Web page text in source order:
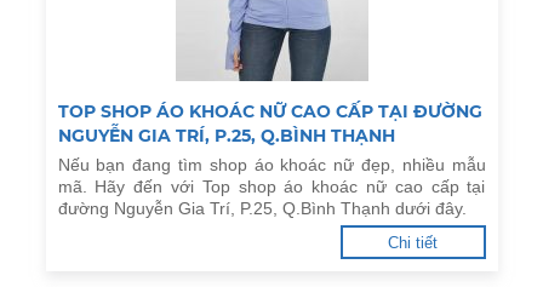
TOP SHOP ÁO KHOÁC NỮ CAO CẤP TẠI ĐƯỜNG
NGUYỄN GIA TRÍ, P.25, Q.BÌNH THẠNH
Nếu bạn đang tìm shop áo khoác nữ đẹp, nhiều mẫu
mã. Hãy đến với Top shop áo khoác nữ cao cấp tại
đường Nguyễn Gia Trí, P.25, Q.Bình Thạnh dưới đây.
Chi tiết